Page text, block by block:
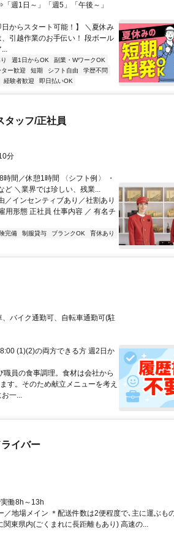
週1日～」「週5」「午後～」
からスタート可能！】 ＼夏休み
引越作業のお手伝い！ 段ボール
週1日からOK
副業・WワークOK
ター歓迎 短期 シフト自由
学歴不問
経験者歓迎 即日払いOK
タッフ/正社員
10分
間／休憩1時間 〈シフト例〉 ・
＼業界では珍しい、残業...
／インセンティブあり／社割あり
用形態 正社員 仕事内容 ／ 有名チ
完備 制服貸与 ブランクOK
育休あり
(1)(2)の両方できる方 週2日か
員の食事調理。食材は会社から
す。そのため献立メニューを考え
一...
イバー
働8h～13h
地場メイン ＊配送件数は2便程度で､主に運ぶも
東県内(ごくまれに長距離もあり) 高速の...